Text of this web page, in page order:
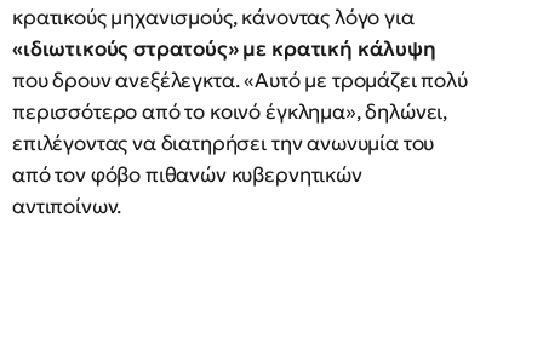
κρατικούς μηχανισμούς, κάνοντας λόγο για
«ιδιωτικούς στρατούς» με κρατική κάλυψη
που δρουν ανεξέλεγκτα. «Αυτό με τρομάζει πολύ
περισσότερο από το κοινό έγκλημα», δηλώνει,
επιλέγοντας να διατηρήσει την ανωνυμία του
από τον φόβο πιθανών κυβερνητικών
αντιποίνων.